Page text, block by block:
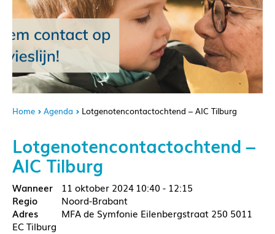
Home Agenda Lotgenotencontactochtend – AIC Tilburg
Lotgenotencontactochtend –
AIC Tilburg
11 oktober 2024 10:40 - 12:15
Noord-Brabant
MFA de Symfonie Eilenbergstraat 250 5011
EC Tilburg